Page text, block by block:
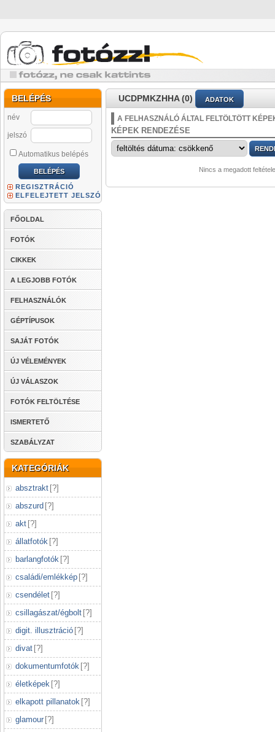
BELÉPÉS
név
jelszó
Automatikus belépés
REGISZTRÁCIÓ
ELFELEJTETT JELSZÓ
FŐOLDAL
FOTÓK
CIKKEK
A LEGJOBB FOTÓK
FELHASZNÁLÓK
GÉPTÍPUSOK
SAJÁT FOTÓK
ÚJ VÉLEMÉNYEK
ÚJ VÁLASZOK
FOTÓK FELTÖLTÉSE
ISMERTETŐ
SZABÁLYZAT
KATEGÓRIÁK
absztrakt [?]
abszurd [?]
akt [?]
állatfotók [?]
barlangfotók [?]
családi/emlékkép [?]
csendélet [?]
csillagászat/égbolt [?]
digit. illusztráció [?]
divat [?]
dokumentumfotók [?]
életképek [?]
elkapott pillanatok [?]
glamour [?]
UCDPMKZHHA (0) ADATOK
A FELHASZNÁLÓ ÁLTAL FELTÖLTÖTT
KÉPEK RENDEZÉSE
Nincs a megadott